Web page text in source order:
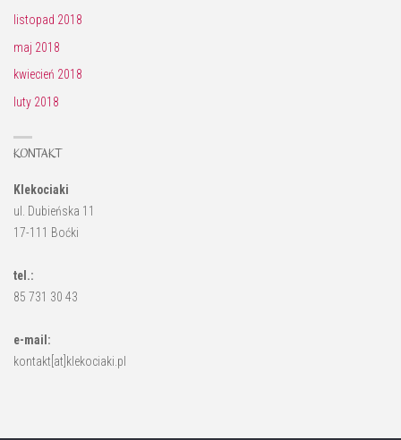
listopad 2018
maj 2018
kwiecień 2018
luty 2018
KONTAKT
Klekociaki
ul. Dubieńska 11
17-111 Boćki
tel.:
85 731 30 43
e-mail:
kontakt[at]klekociaki.pl